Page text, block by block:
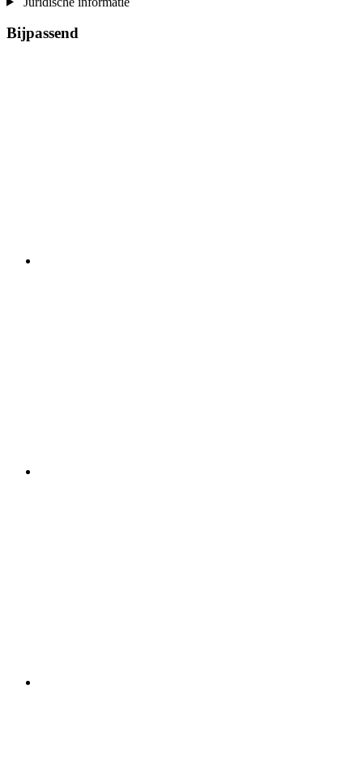
Bijpassend